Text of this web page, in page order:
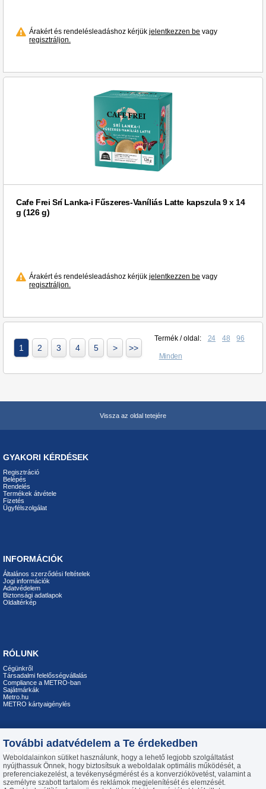
Árakért és rendelésleadáshoz kérjük jelentkezzen be vagy
regisztráljon.
Cafe Frei Srí Lanka-i Fűszeres-Vaníliás Latte kapszula 9 x 14
g (126 g)
Árakért és rendelésleadáshoz kérjük jelentkezzen be vagy
regisztráljon.
1 2 3 4 5 > >>
Termék / oldal: 24 48 96
Minden
További adatvédelem a Te érdekedben
Weboldalainkon sütiket használunk, hogy a lehető legjobb szolgáltatást
nyújthassuk Önnek, hogy biztosítsuk a weboldalak optimális működését, a
preferenciakezelést, a tevékenységmérést és a konverziókövetést, valamint a
személyre szabott tartalom és reklámok megjelenítését és elemzését.
Vissza az oldal tetejére
GYAKORI KÉRDÉSEK
Regisztráció
Belépés
Rendelés
Termékek átvétele
Fizetés
Ügyfélszolgálat
INFORMÁCIÓK
Általános szerződési feltételek
Jogi információk
Adatvédelem
Biztonsági adatlapok
Oldaltérkép
RÓLUNK
Cégünkről
Társadalmi felelősségvállalás
Compliance a METRO-ban
Sajátmárkák
Metro.hu
METRO kártyaigénylés
ELÉRHETŐSÉGEINK
Telefon: +36 23 444 194
H-P 8:00-16:30
E-mail:info@metroiroda.hu